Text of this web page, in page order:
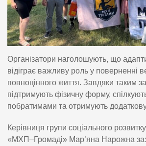
Організатори наголошують, що
відіграє важливу роль у поверненні
повноцінного життя. Завдяки таким
підтримують фізичну форму,
побратимами та отримують
Керівниця групи соціального
«МХП–Громаді» Мар’яна Нарожна